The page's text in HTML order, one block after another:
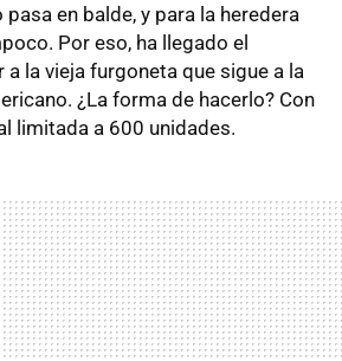
en balde, y para la heredera
Por eso, ha llegado el
la vieja furgoneta que sigue a la
¿La forma de hacerlo? Con
limitada a 600 unidades.